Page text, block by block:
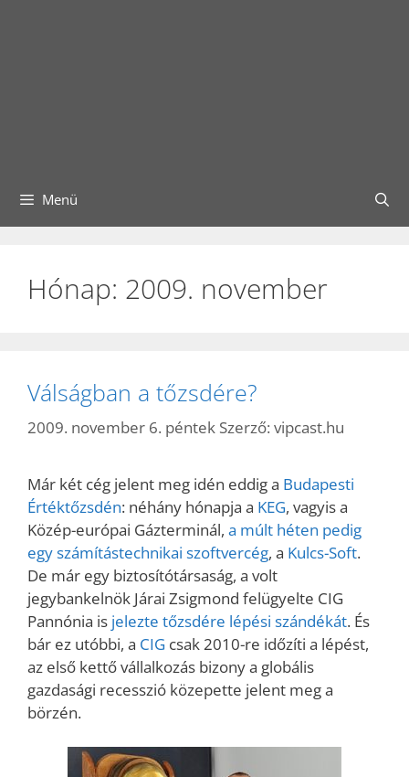
Menü
Hónap: 2009. november
Válságban a tőzsdére?
2009. november 6. péntek Szerző: vipcast.hu
Már két cég jelent meg idén eddig a Budapesti
Értéktőzsdén: néhány hónapja a KEG, vagyis a
Közép-európai Gázterminál, a múlt héten pedig
egy számítástechnikai szoftvercég, a Kulcs-Soft.
De már egy biztosítótársaság, a volt
jegybankelnök Járai Zsigmond felügyelte CIG
Pannónia is jelezte tőzsdére lépési szándékát. És
bár ez utóbbi, a CIG csak 2010-re időzíti a lépést,
az első kettő vállalkozás bizony a globális
gazdasági recesszió közepette jelent meg a
börzén.